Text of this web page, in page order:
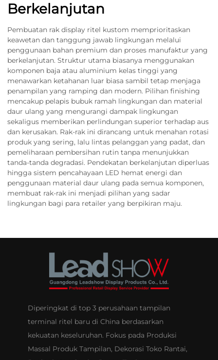
Berkelanjutan
Pembuatan rak display ritel kustom memprioritaskan
keawetan dan tanggung jawab lingkungan melalui
penggunaan bahan premium dan proses manufaktur yang
berkelanjutan. Struktur utama biasanya menggunakan
komponen baja atau aluminium kelas tinggi yang
menawarkan ketahanan luar biasa sambil tetap menjaga
penampilan yang ramping dan modern. Pilihan finishing
mencakup pelapis bubuk ramah lingkungan dan material
daur ulang yang mengurangi dampak lingkungan
sekaligus memberikan perlindungan superior terhadap aus
dan kerusakan. Rak-rak ini dirancang untuk menahan rotasi
produk yang sering, lalu lintas pelanggan yang padat, dan
pemeliharaan pembersihan rutin tanpa menunjukkan
tanda-tanda degradasi. Pendekatan berkelanjutan diperluas
hingga sistem pencahayaan LED hemat energi dan
penggunaan material daur ulang pada semua komponen,
membuat rak-rak ini menjadi pilihan yang sadar
lingkungan bagi para retailer yang berpikiran maju.
Diperingkat di top 3 perusahaan tampilan
terminal ritel baru di China berdasarkan
kekuatan keseluruhan. Fokus pada Produksi
Massal Produk Tampilan, Dekorasi Toko Rantai,